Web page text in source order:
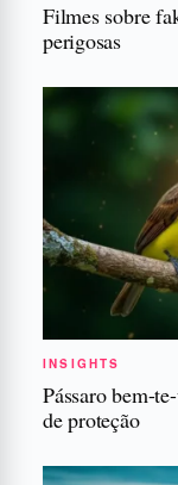
Filmes sobre
perigosas
INSIGHTS
Pássaro bem-
de proteção